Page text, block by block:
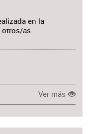
en la
otros/as
Ver más